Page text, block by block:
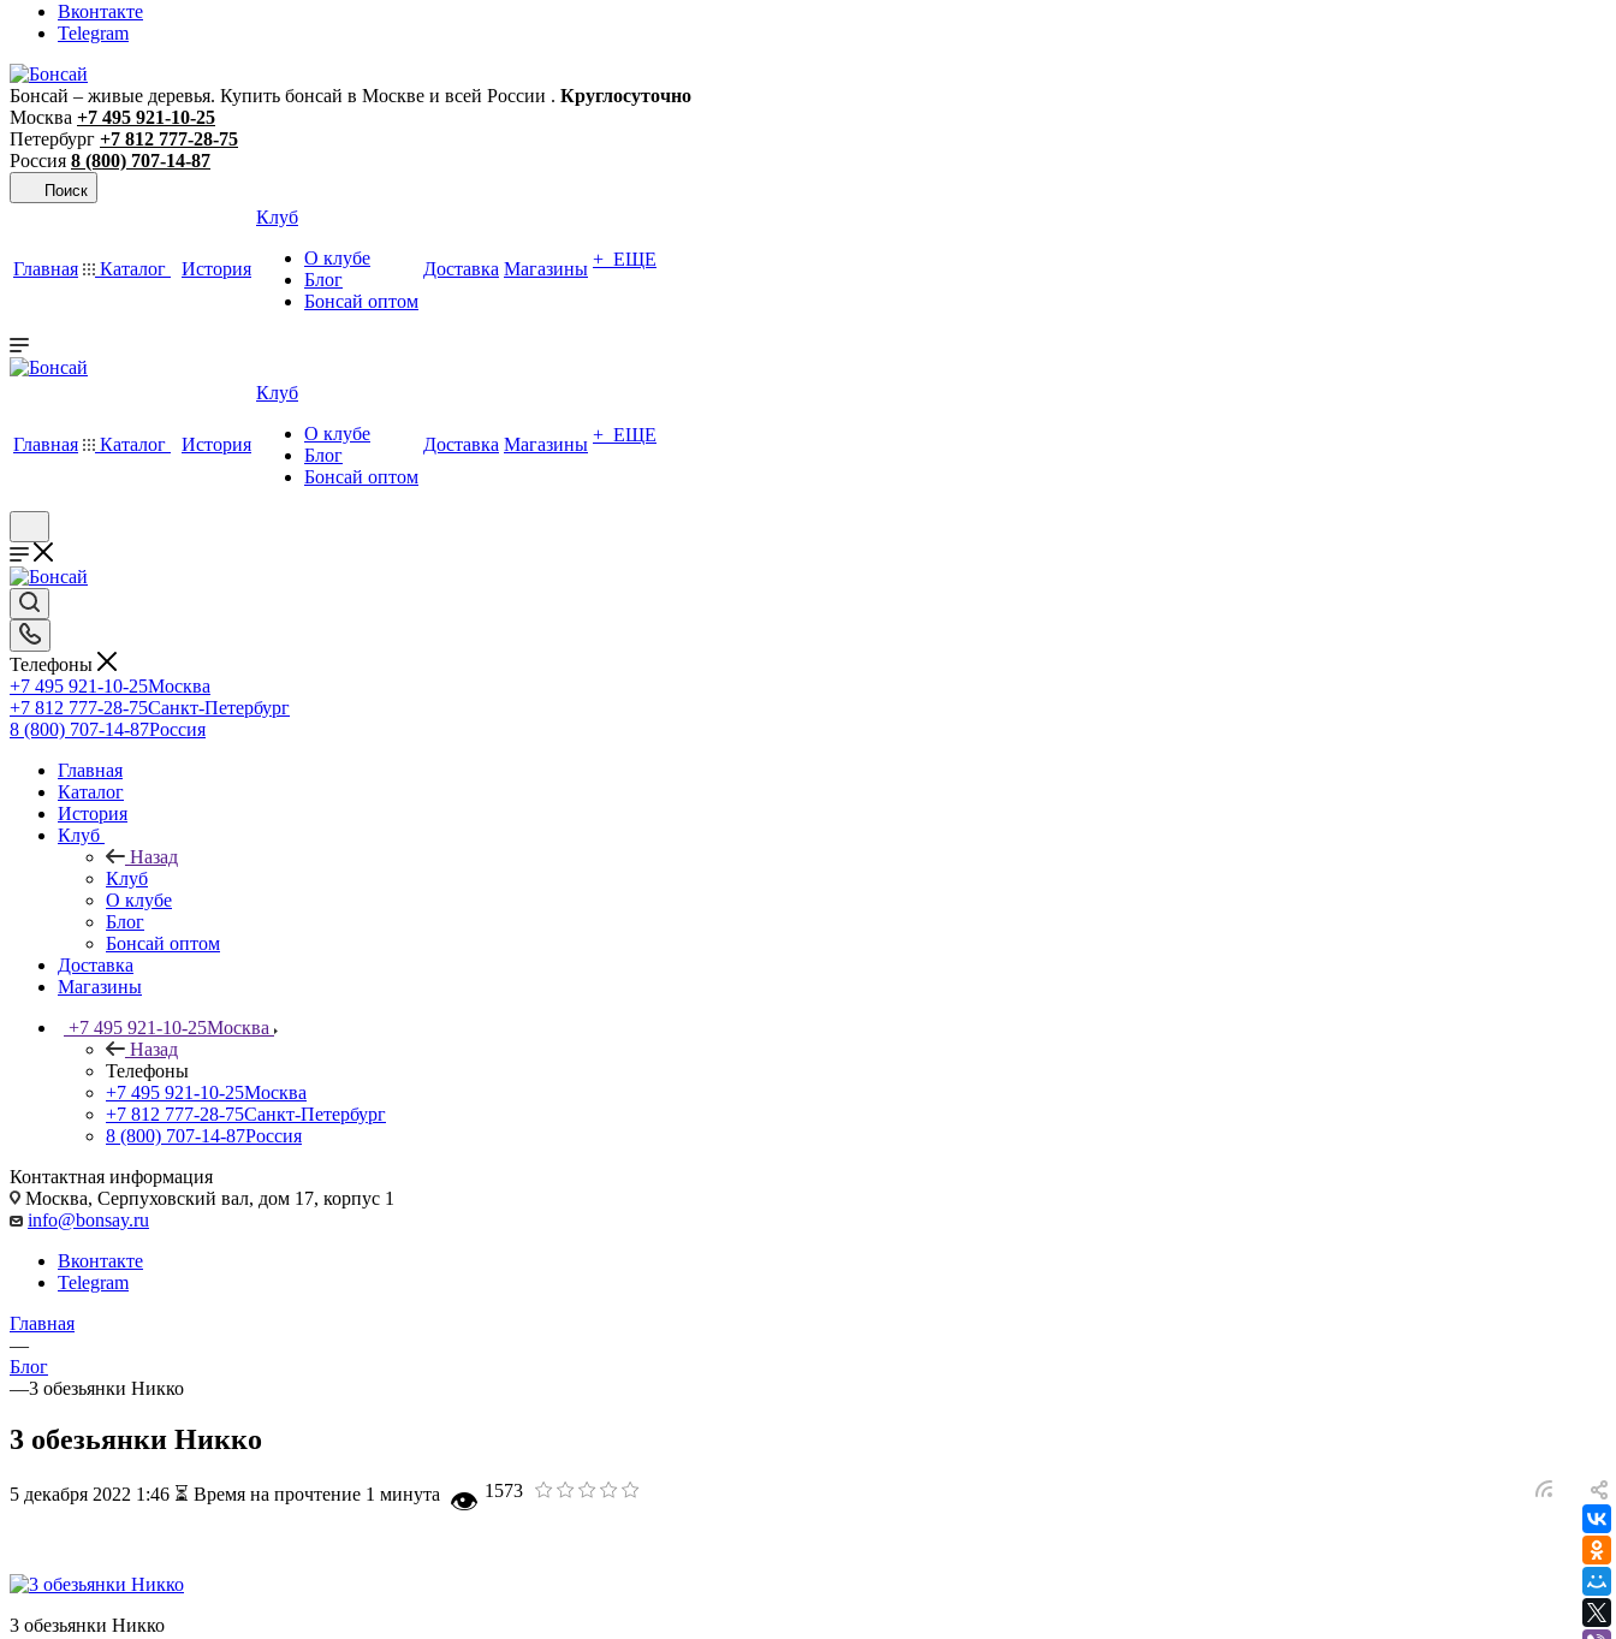
Вконтакте
Telegram
Бонсай – живые деревья. Купить бонсай в Москве и всей России . Круглосуточно
Москва +7 495 921-10-25
Петербург +7 812 777-28-75
Россия 8 (800) 707-14-87
Поиск
Главная Каталог История
Клуб
О клубе
Блог
Бонсай оптом
Доставка Магазины + ЕЩЕ
Главная Каталог История
Клуб
О клубе
Блог
Бонсай оптом
Доставка Магазины + ЕЩЕ
Телефоны
+7 495 921-10-25Москва
+7 812 777-28-75Санкт-Петербург
8 (800) 707-14-87Россия
Главная
Каталог
История
Клуб
Назад
Клуб
О клубе
Блог
Бонсай оптом
Доставка
Магазины
+7 495 921-10-25Москва
Назад
Телефоны
+7 495 921-10-25Москва
+7 812 777-28-75Санкт-Петербург
8 (800) 707-14-87Россия
Контактная информация
Москва, Cерпуховский вал, дом 17, корпус 1
info@bonsay.ru
Вконтакте
Telegram
Главная
—
Блог
—3 обезьянки Никко
3 обезьянки Никко
5 декабря 2022 1:46 ⏳ Время на прочтение 1 минута 👁 1573
3 обезьянки Никко